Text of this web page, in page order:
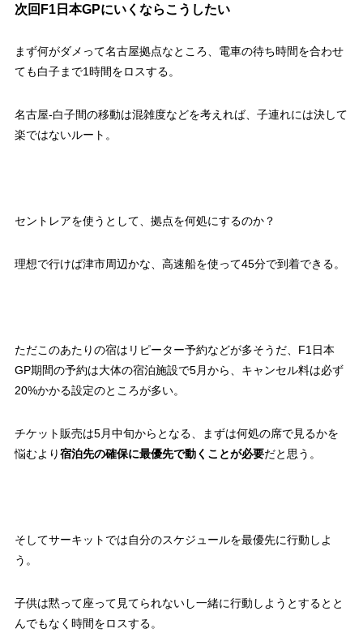
次回F1日本GPにいくならこうしたい
まず何がダメって名古屋拠点なところ、電車の待ち時間を合わせ
ても白子まで1時間をロスする。
名古屋-白子間の移動は混雑度などを考えれば、子連れには決して
楽ではないルート。
セントレアを使うとして、拠点を何処にするのか？
理想で行けば津市周辺かな、高速船を使って45分で到着できる。
ただこのあたりの宿はリピーター予約などが多そうだ、F1日本
GP期間の予約は大体の宿泊施設で5月から、キャンセル料は必ず
20%かかる設定のところが多い。
チケット販売は5月中旬からとなる、まずは何処の席で見るかを
悩むより宿泊先の確保に最優先で動くことが必要だと思う。
そしてサーキットでは自分のスケジュールを最優先に行動しよ
う。
子供は黙って座って見てられないし一緒に行動しようとするとと
んでもなく時間をロスする。